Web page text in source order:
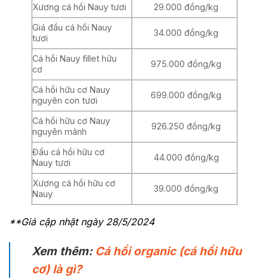
Xương cá hồi Nauy tươi
29.000 đồng/kg
Giá đầu cá hồi Nauy
tươi
34.000 đồng/kg
Cá hồi Nauy fillet hữu
cơ
975.000 đồng/kg
Cá hồi hữu cơ Nauy
nguyên con tươi
699.000 đồng/kg
Cá hồi hữu cơ Nauy
nguyên mảnh
926.250 đồng/kg
Đầu cá hồi hữu cơ
Nauy tươi
44.000 đồng/kg
Xương cá hồi hữu cơ
Nauy
39.000 đồng/kg
**Giá cập nhật ngày 28/5/2024
Xem thêm: Cá hồi organic (cá hồi hữu
cơ) là gì?